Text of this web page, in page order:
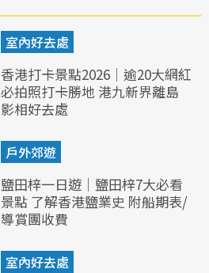
室內好去處
香港打卡景點2026｜逾20大網紅
必拍照打卡勝地 港九新界離島
影相好去處
戶外郊遊
鹽田梓一日遊｜鹽田梓7大必看
景點 了解香港鹽業史 附船期表/
導賞團收費
室內好去處